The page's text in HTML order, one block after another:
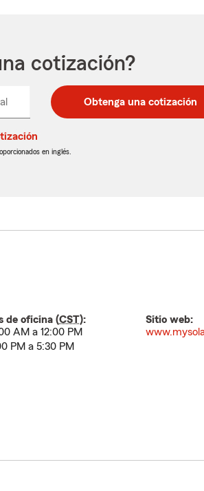
cotización?
postal
de
postal
de
Obtenga una cotización
en inglés.
de oficina (CST):
AM a 12:00 PM
PM a 5:30 PM
Sitio web: